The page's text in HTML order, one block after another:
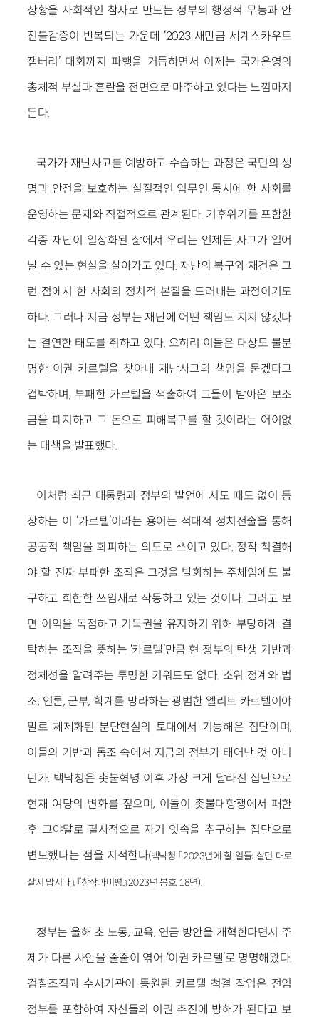
상황을 사회적인 참사로 만드는 정부의 행정적 무능과 안
전불감증이 반복되는 가운데 ‘2023 새만금 세계스카우트
잼버리’ 대회까지 파행을 거듭하면서 이제는 국가운영의
총체적 부실과 혼란을 전면으로 마주하고 있다는 느낌마저
든다.
국가가 재난사고를 예방하고 수습하는 과정은 국민의 생
명과 안전을 보호하는 실질적인 임무인 동시에 한 사회를
운영하는 문제와 직접적으로 관계된다. 기후위기를 포함한
각종 재난이 일상화된 삶에서 우리는 언제든 사고가 일어
날 수 있는 현실을 살아가고 있다. 재난의 복구와 재건은 그
런 점에서 한 사회의 정치적 본질을 드러내는 과정이기도
하다. 그러나 지금 정부는 재난에 어떤 책임도 지지 않겠다
는 결연한 태도를 취하고 있다. 오히려 이들은 대상도 불분
명한 이권 카르텔을 찾아내 재난사고의 책임을 묻겠다고
겁박하며, 부패한 카르텔을 색출하여 그들이 받아온 보조
금을 폐지하고 그 돈으로 피해복구를 할 것이라는 어이없
는 대책을 발표했다.
이처럼 최근 대통령과 정부의 발언에 시도 때도 없이 등
장하는 이 ‘카르텔’이라는 용어는 적대적 정치전술을 통해
공공적 책임을 회피하는 의도로 쓰이고 있다. 정작 척결해
야 할 진짜 부패한 조직은 그것을 발화하는 주체임에도 불
구하고 희한한 쓰임새로 작동하고 있는 것이다. 그러고 보
면 이익을 독점하고 기득권을 유지하기 위해 부당하게 결
탁하는 조직을 뜻하는 ‘카르텔’만큼 현 정부의 탄생 기반과
정체성을 알려주는 투명한 키워드도 없다. 소위 정계와 법
조, 언론, 군부, 학계를 망라하는 광범한 엘리트 카르텔이야
말로 체제화된 분단현실의 토대에서 기능해온 집단이며,
이들의 기반과 동조 속에서 지금의 정부가 태어난 것 아니
던가. 백낙청은 촛불혁명 이후 가장 크게 달라진 집단으로
현재 여당의 변화를 짚으며, 이들이 촛불대항쟁에서 패한
후 그야말로 필사적으로 자기 잇속을 추구하는 집단으로
변모했다는 점을 지적한다(백낙청 「2023년에 할 일들: 살던 대로
살지 맙시다」, 『창작과비평』 2023년 봄호, 18면).
정부는 올해 초 노동, 교육, 연금 방안을 개혁한다면서 주
제가 다른 사안을 줄줄이 엮어 ‘이권 카르텔’로 명명해왔다.
검찰조직과 수사기관이 동원된 카르텔 척결 작업은 전임
정부를 포함하여 자신들의 이권 추진에 방해가 된다고 보